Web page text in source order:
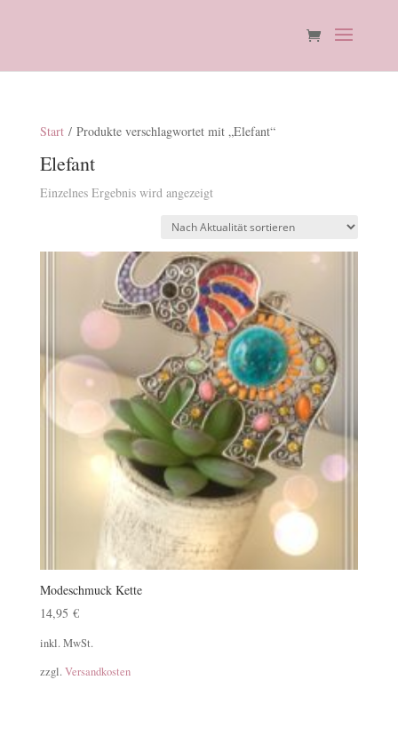
Start/ Produkte verschlagwortet mit „Elefant“
Elefant
Einzelnes Ergebnis wird angezeigt
Modeschmuck Kette
14,95 €
inkl. MwSt.
zzgl. Versandkosten